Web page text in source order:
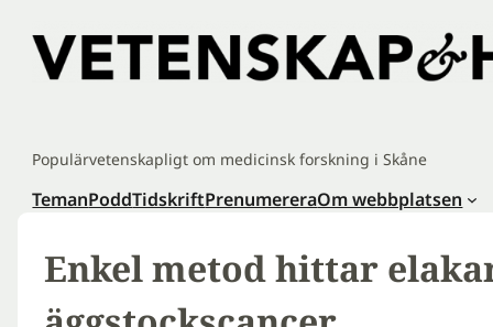
innehåll
Populärvetenskapligt om medicinsk forskning i Skåne
TemanPoddTidskriftPrenumereraOm webbplatsen
Enkel metod hittar